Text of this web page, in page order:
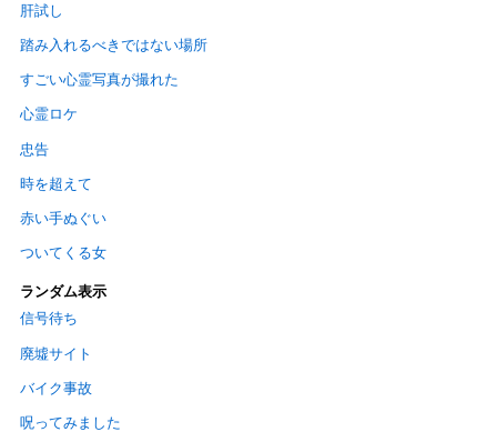
肝試し
踏み入れるべきではない場所
すごい心霊写真が撮れた
心霊ロケ
忠告
時を超えて
赤い手ぬぐい
ついてくる女
ランダム表示
信号待ち
廃墟サイト
バイク事故
呪ってみました